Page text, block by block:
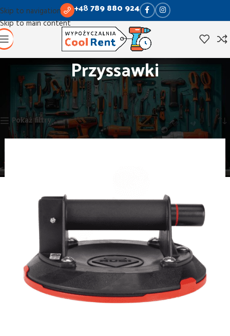
Skip to navigation
Skip to main content
+48789 880 924
Przyssawki
Strona główna Obróbka betonu, gładzi, glazury Przyssawki
Wyświetlanie jednego wyniku
Pokaż filtry